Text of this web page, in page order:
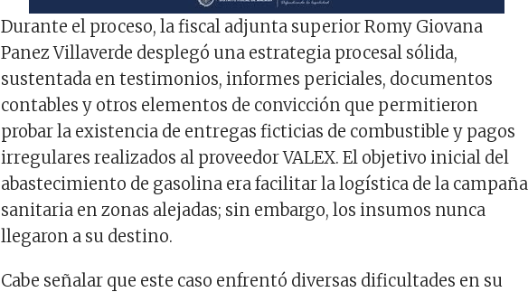
Durante el proceso, la fiscal adjunta superior Romy Giovana
Panez Villaverde desplegó una estrategia procesal sólida,
sustentada en testimonios, informes periciales, documentos
contables y otros elementos de convicción que permitieron
probar la existencia de entregas ficticias de combustible y pagos
irregulares realizados al proveedor VALEX. El objetivo inicial del
abastecimiento de gasolina era facilitar la logística de la campaña
sanitaria en zonas alejadas; sin embargo, los insumos nunca
llegaron a su destino.
Cabe señalar que este caso enfrentó diversas dificultades en su